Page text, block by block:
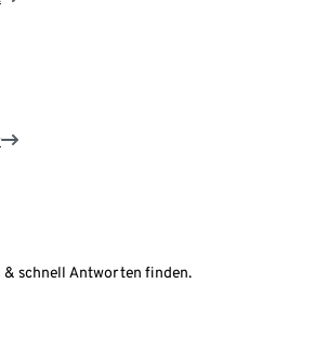
schnell Antworten finden.